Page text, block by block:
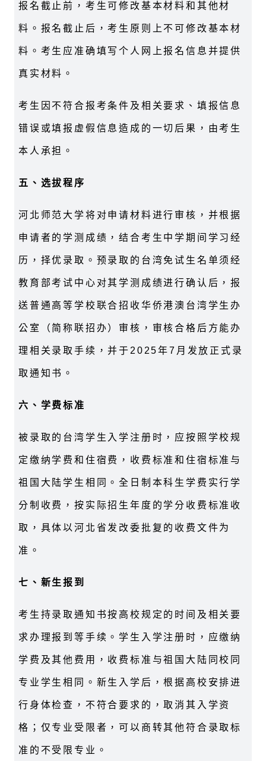
报名截止前，考生可修改基本材料和其他材
料。报名截止后，考生原则上不可修改基本材
料。考生应准确填写个人网上报名信息并提供
真实材料。
考生因不符合报考条件及相关要求、填报信息
错误或填报虚假信息造成的一切后果，由考生
本人承担。
五、选拔程序
河北师范大学将对申请材料进行审核，并根据
申请者的学测成绩，结合考生中学期间学习经
历，择优录取。预录取的台湾免试生名单须经
教育部考试中心对其学测成绩进行确认后，报
送普通高等学校联合招收华侨港澳台湾学生办
公室（简称联招办）审核，审核合格后方能办
理相关录取手续，并于2025年7月发放正式录
取通知书。
六、学费标准
被录取的台湾学生入学注册时，应按照学校规
定缴纳学费和住宿费，收费标准和住宿标准与
祖国大陆学生相同。全日制本科生学费实行学
分制收费，按实际招生年度的学分收费标准收
取，具体以河北省发改委批复的收费文件为
准。
七、新生报到
考生持录取通知书按高校规定的时间及相关要
求办理报到等手续。学生入学注册时，应缴纳
学费及其他费用，收费标准与祖国大陆同校同
专业学生相同。新生入学后，根据高校安排进
行身体检查，不符合要求的，取消其入学资
格；仅专业受限者，可以商转其他符合录取标
准的不受限专业。